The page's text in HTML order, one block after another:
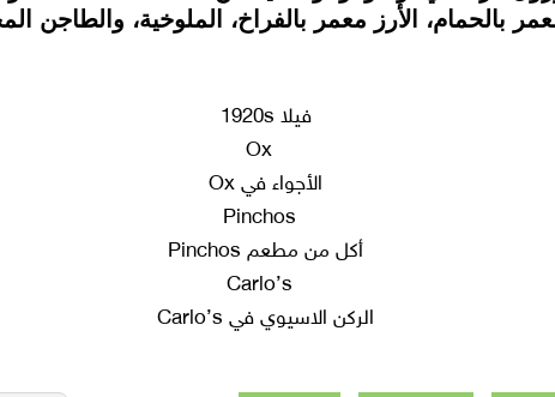
بالحمام، الأرز معمر بالفراخ، الملوخية، والطاجن
فيلا 1920s
الأجواء في Ox
أكل من مطعم Pinchos
الركن الاسيوي في Carlo’s